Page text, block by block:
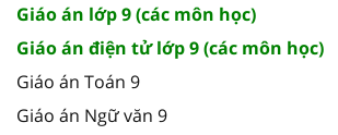
Giáo án lớp 9 (các môn học)
Giáo án điện tử lớp 9 (các môn học)
Giáo án Toán 9
Giáo án Ngữ văn 9